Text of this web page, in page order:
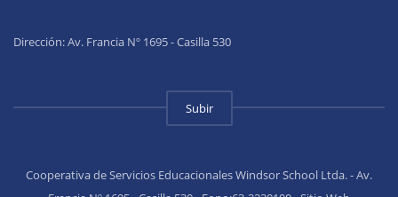
Dirección: Av. Francia Nº 1695 - Casilla 530
Subir
Cooperativa de Servicios Educacionales Windsor School Ltda. - Av.